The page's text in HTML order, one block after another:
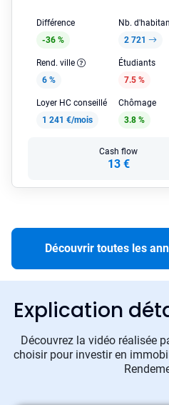
Différence
-36 %
Nb.
2 721
Rend. ville
6 %
Étudiants
7.5 %
Loyer HC conseillé
1 241 €/mois
Chômage
3.8 %
Cash flow
13 €
Découvrir toutes les
Explication
Découvrez la vidéo réalisée
choisir pour investir en